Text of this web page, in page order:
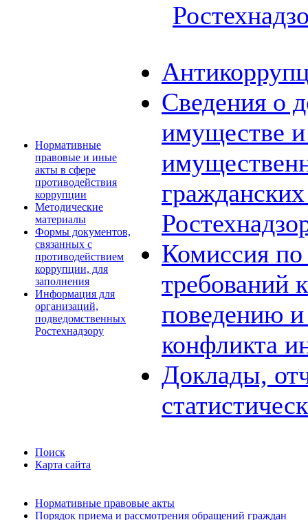
Нормативные
правовые и иные
акты в сфере
противодействия
коррупции
Методические
материалы
Формы документов,
связанных с
противодействием
коррупции, для
заполнения
Информация для
организаций,
подведомственных
Ростехнадзору
Сведения о
имуществе и
Комиссия
требований
поведению
конфликта
Доклады,
Поиск
Карта сайта
Нормативные правовые акты
Порядок приема и рассмотрения обращений граждан